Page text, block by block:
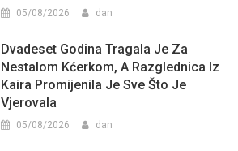
05/08/2026 dan
Dvadeset Godina Tragala Je Za
Nestalom Kćerkom, A Razglednica Iz
Kaira Promijenila Je Sve Što Je
Vjerovala
05/08/2026 dan